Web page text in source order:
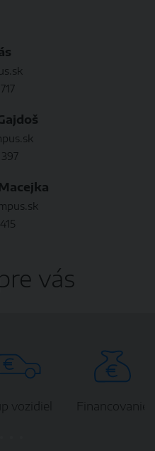
vás
vozidiel Financovanie